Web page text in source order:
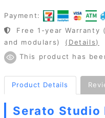
Payment:
Free 1-year Warranty
and modulars)
(Details)
This product has
Product Details
Serato Studio